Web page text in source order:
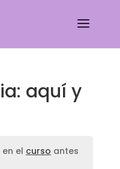
aquí y
el curso antes